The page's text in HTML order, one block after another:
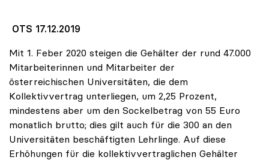
OTS 17.12.2019
Mit 1. Feber 2020 steigen die Gehälter der rund 47.000
Mitarbeiterinnen und Mitarbeiter der
österreichischen Universitäten, die dem
Kollektivvertrag unterliegen, um 2,25 Prozent,
mindestens aber um den Sockelbetrag von 55 Euro
monatlich brutto; dies gilt auch für die 300 an den
Universitäten beschäftigten Lehrlinge. Auf diese
Erhöhungen für die kollektivvertraglichen Gehälter